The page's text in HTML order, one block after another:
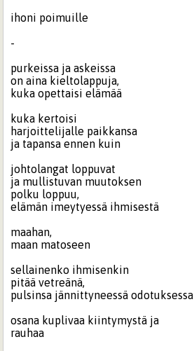
ihoni poimuille
-
purkeissa ja askeissa
on aina kieltolappuja,
kuka opettaisi elämää
kuka kertoisi
harjoittelijalle paikkansa
ja tapansa ennen kuin
johtolangat loppuvat
ja mullistuvan muutoksen
polku loppuu,
elämän imeytyessä ihmisestä
maahan,
maan matoseen
sellainenko ihmisenkin
pitää vetreänä,
pulsinsa jännittyneessä odotuksessa
osana kuplivaa kiintymystä ja
rauhaa